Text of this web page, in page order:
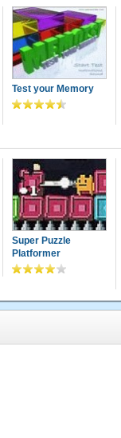
Test your Memory
Super Puzzle
Platformer